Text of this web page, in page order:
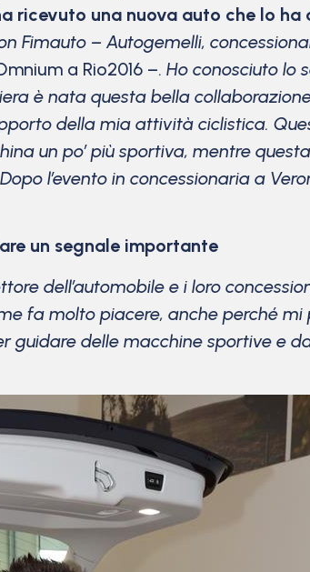
ricevuto una nuova auto che lo
Fimauto – Autogemelli,
a Rio2016 –. Ho conosciuto lo
è nata questa bella
della mia attività ciclistica.
un po’ più sportiva, mentre
l’evento in concessionaria a
un segnale importante
dell’automobile e i loro
fa molto piacere, anche perché
guidare delle macchine sportive e